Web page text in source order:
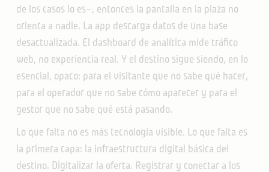
de los casos lo es—, entonces la pantalla en la plaza no
orienta a nadie. La app descarga datos de una base
desactualizada. El dashboard de analítica mide tráfico
web, no experiencia real. Y el destino sigue siendo, en lo
esencial, opaco: para el visitante que no sabe qué hacer,
para el operador que no sabe cómo aparecer y para el
gestor que no sabe qué está pasando.
Lo que falta no es más tecnología visible. Lo que falta es
la primera capa: la infraestructura digital básica del
destino. Digitalizar la oferta. Registrar y conectar a los